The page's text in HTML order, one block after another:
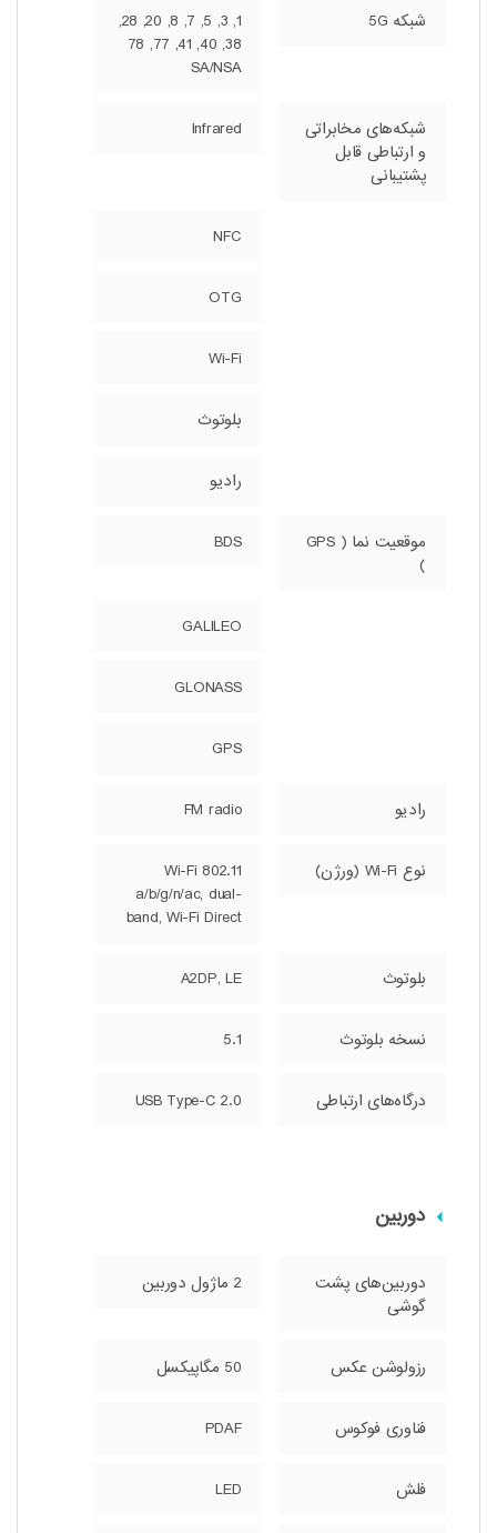
شبکه 5G
1, 3, 5, 7, 8, 20, 28,
38, 40, 41, 77, 78
SA/NSA
شبکه‌های مخابراتی
و ارتباطی قابل
پشتیبانی
Infrared
NFC
OTG
Wi-Fi
بلوتوث
رادیو
موقعیت نما ( GPS
)
BDS
GALILEO
GLONASS
GPS
رادیو FM radio
نوع Wi-Fi (ورژن)
Wi-Fi 802.11
a/b/g/n/ac, dual-
band, Wi-Fi Direct
بلوتوث A2DP, LE
نسخه بلوتوث 5.1
درگاه‌های ارتباطی USB Type-C 2.0
دوربین
دوربین‌های پشت
گوشی
2 ماژول دوربین
رزولوشن عکس 50 مگاپیکسل
فناوری فوکوس PDAF
فلش LED